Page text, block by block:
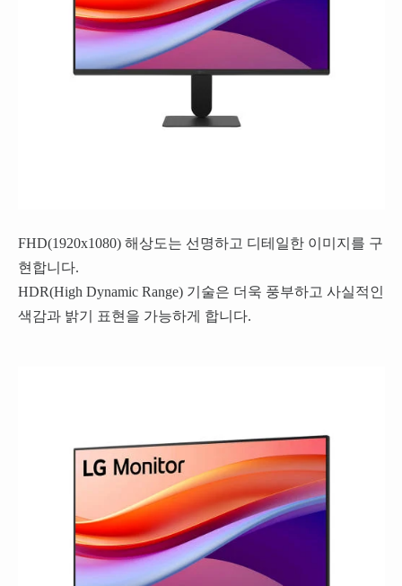
FHD(1920x1080) 해상도는 선명하고 디테일한 이미지를 구
현합니다.
HDR(High Dynamic Range) 기술은 더욱 풍부하고 사실적인
색감과 밝기 표현을 가능하게 합니다.